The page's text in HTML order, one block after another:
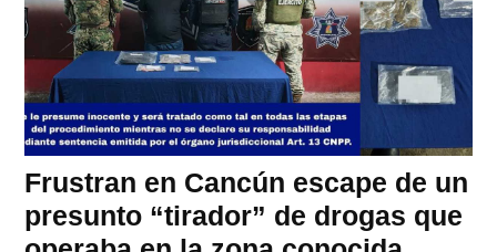
Frustran en Cancún escape de un
presunto “tirador” de drogas que